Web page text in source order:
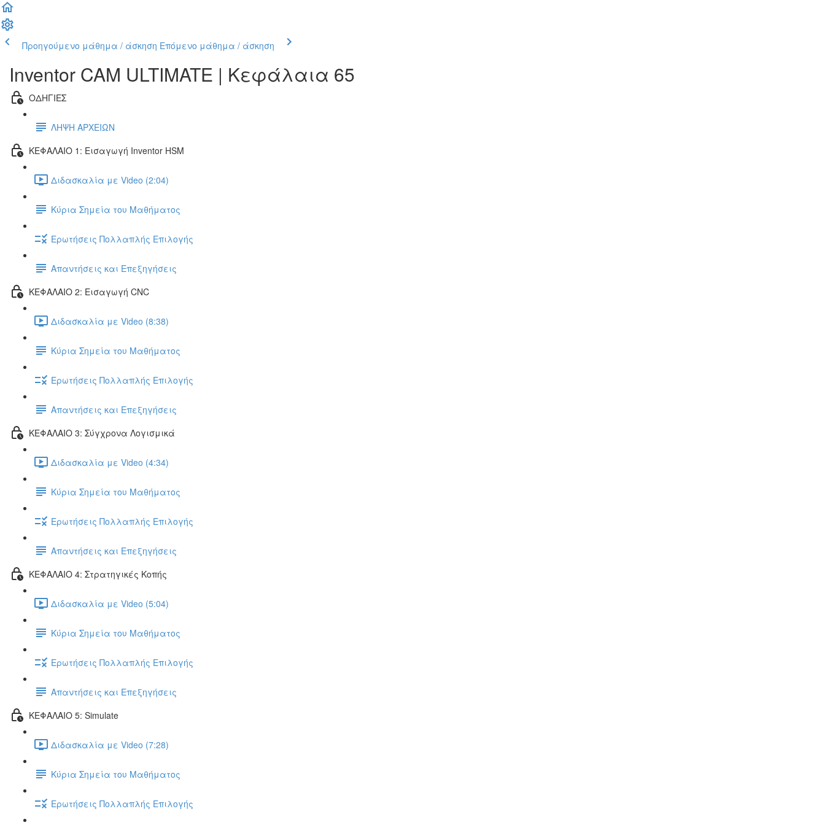
Προηγούμενο μάθημα / άσκηση Επόμενο μάθημα / άσκηση
Inventor CAM ULTIMATE | Κεφάλαια 65
ΟΔΗΓΙΕΣ
ΛΗΨΗ ΑΡΧΕΙΩΝ
ΚΕΦΑΛΑΙΟ 1: Εισαγωγή Inventor HSM
Διδασκαλία με Video (2:04)
Κύρια Σημεία του Μαθήματος
Ερωτήσεις Πολλαπλής Επιλογής
Απαντήσεις και Επεξηγήσεις
ΚΕΦΑΛΑΙΟ 2: Εισαγωγή CNC
Διδασκαλία με Video (8:38)
Κύρια Σημεία του Μαθήματος
Ερωτήσεις Πολλαπλής Επιλογής
Απαντήσεις και Επεξηγήσεις
ΚΕΦΑΛΑΙΟ 3: Σύγχρονα Λογισμικά
Διδασκαλία με Video (4:34)
Κύρια Σημεία του Μαθήματος
Ερωτήσεις Πολλαπλής Επιλογής
Απαντήσεις και Επεξηγήσεις
ΚΕΦΑΛΑΙΟ 4: Στρατηγικές Κοπής
Διδασκαλία με Video (5:04)
Κύρια Σημεία του Μαθήματος
Ερωτήσεις Πολλαπλής Επιλογής
Απαντήσεις και Επεξηγήσεις
ΚΕΦΑΛΑΙΟ 5: Simulate
Διδασκαλία με Video (7:28)
Κύρια Σημεία του Μαθήματος
Ερωτήσεις Πολλαπλής Επιλογής